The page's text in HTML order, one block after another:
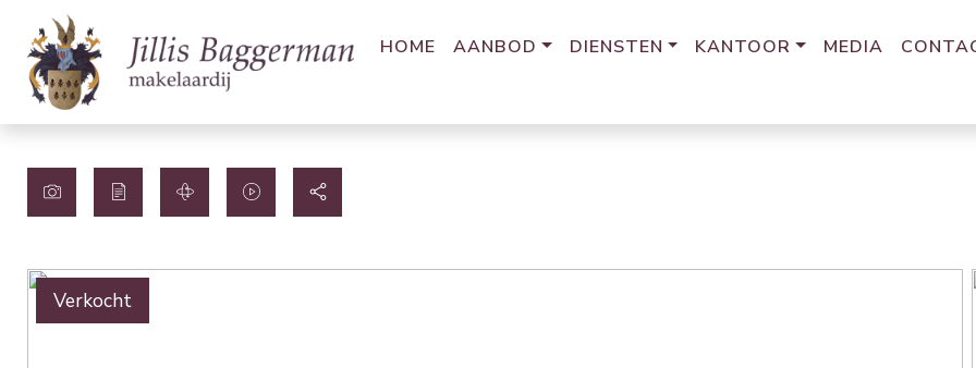
HOME AANBOD DIENSTEN KANTOOR MEDIA
Verkocht